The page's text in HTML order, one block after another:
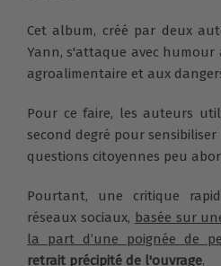
Cet album, créé par deux
Yann, s'attaque avec humour
agroalimentaire et aux
Pour ce faire, les auteurs
second degré pour
questions citoyennes peu
Pourtant, une critique
réseaux sociaux, basée sur
la part d’une poignée de
retrait précipité de l'ouvrage.